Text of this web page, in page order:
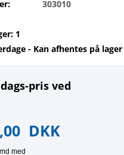
303010
1
- Kan afhentes på
pris ved
DKK